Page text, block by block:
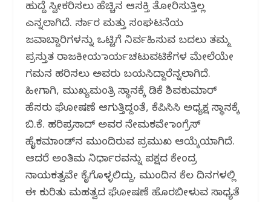
ಹುದ್ದೆ ಸ್ವೀಕರಿಸಲು ಹೆಚ್ಚಿನ ಆಸಕ್ತಿ ತೋರಿಸುತ್ತಿಲ್ಲ
ಎನ್ನಲಾಗಿದೆ. ಸರ್ಕಾರ ಮತ್ತು ಸಂಘಟನೆಯ
ಜವಾಬ್ದಾರಿಗಳನ್ನು ಒಟ್ಟಿಗೆ ನಿರ್ವಹಿಸುವ ಬದಲು ತಮ್ಮ
ಪ್ರಸ್ತುತ ರಾಜಕೀಯ ಕಾರ್ಯಚಟುವಟಿಕೆಗಳ ಮೇಲೆಯೇ
ಗಮನ ಹರಿಸಲು ಅವರು ಬಯಸಿದ್ದಾರೆನ್ನಲಾಗಿದೆ.
ಹೀಗಾಗಿ, ಮುಖ್ಯಮಂತ್ರಿ ಸ್ಥಾನಕ್ಕೆ ಡಿಕೆ ಶಿವಕುಮಾರ್
ಹೆಸರು ಘೋಷಣೆ ಆಗುತ್ತಿದ್ದಂತೆ, ಕೆಪಿಸಿಸಿ ಅಧ್ಯಕ್ಷ ಸ್ಥಾನಕ್ಕೆ
ಬಿ.ಕೆ. ಹರಿಪ್ರಸಾದ್ ಅವರ ನೇಮಕವೇ ಕಾಂಗ್ರೆಸ್
ಹೈಕಮಾಂಡ್‌ನ ಮುಂದಿರುವ ಪ್ರಮುಖ ಆಯ್ಕೆಯಾಗಿದೆ.
ಆದರೆ ಅಂತಿಮ ನಿರ್ಧಾರವನ್ನು ಪಕ್ಷದ ಕೇಂದ್ರ
ನಾಯಕತ್ವವೇ ಕೈಗೊಳ್ಳಲಿದ್ದು, ಮುಂದಿನ ಕೆಲ ದಿನಗಳಲ್ಲಿ
ಈ ಕುರಿತು ಮಹತ್ವದ ಘೋಷಣೆ ಹೊರಬೀಳುವ ಸಾಧ್ಯತೆ